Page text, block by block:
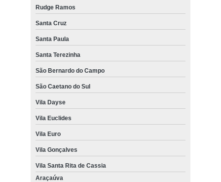
Rudge Ramos
Santa Cruz
Santa Paula
Santa Terezinha
São Bernardo do Campo
São Caetano do Sul
Vila Dayse
Vila Euclides
Vila Euro
Vila Gonçalves
Vila Santa Rita de Cassia
Araçaúva